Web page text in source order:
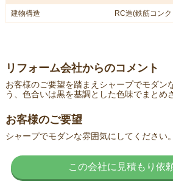
建物構造 RC造(鉄筋コン
リフォーム会社からのコメント
お客様のご要望を踏まえシャープでモダン
う、色合いは黒を基調とした色味でまとめ
お客様のご要望
シャープでモダンな雰囲気にしてください。
この会社に見積もり依